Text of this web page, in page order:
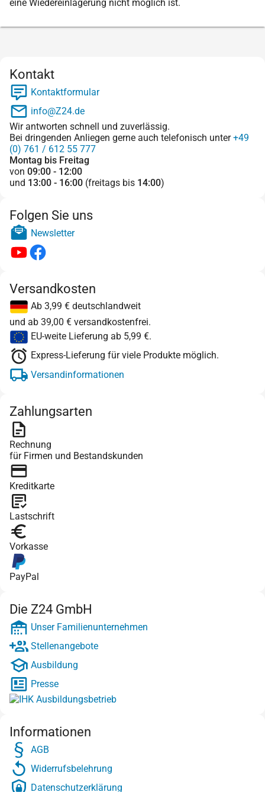
eine Wiedereinlagerung nicht möglich ist.
Kontakt
Kontaktformular
info@Z24.de
Wir antworten schnell und zuverlässig.
Bei dringenden Anliegen gerne auch telefonisch unter+49
(0) 761 / 612 55 777
Montag bis Freitag
von 09:00 - 12:00
und 13:00 - 16:00 (freitags bis 14:00)
Folgen Sie uns
Newsletter
Versandkosten
Ab 3,99 € deutschlandweit
und ab 39,00 € versandkostenfrei.
EU-weite Lieferung ab 5,99 €.
Express-Lieferung für viele Produkte möglich.
Versandinformationen
Zahlungsarten
Rechnung
für Firmen und Bestandskunden
Kreditkarte
Lastschrift
Vorkasse
PayPal
Die Z24 GmbH
Unser Familienunternehmen
Stellenangebote
Ausbildung
Presse
Informationen
AGB
Widerrufsbelehrung
Datenschutzerklärung